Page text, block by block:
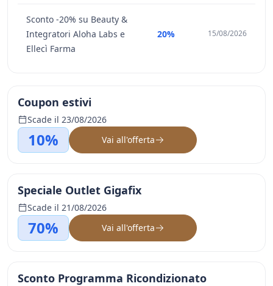
Sconto -20% su Beauty &
Integratori Aloha Labs e
Ellecì Farma
20% 15/08/2026
Coupon estivi
Scade il 23/08/2026
10% Vai all'offerta
Speciale Outlet Gigafix
Scade il 21/08/2026
70% Vai all'offerta
Sconto Programma Ricondizionato